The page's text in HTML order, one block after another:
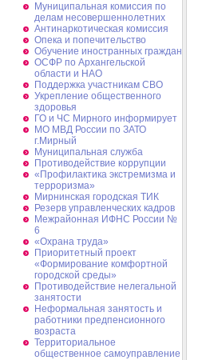
Муниципальная комиссия по
делам несовершеннолетних
Антинаркотическая комиссия
Опека и попечительство
Обучение иностранных граждан
ОСФР по Архангельской
области и НАО
Поддержка участникам СВО
Укрепление общественного
здоровья
ГО и ЧС Мирного информирует
МО МВД России по ЗАТО
г.Мирный
Муниципальная cлужба
Противодействие коррупции
«Профилактика экстремизма и
терроризма»
Мирнинская городская ТИК
Резерв управленческих кадров
Межрайонная ИФНС России №
6
«Охрана труда»
Приоритетный проект
«Формирование комфортной
городской среды»
Противодействие нелегальной
занятости
Неформальная занятость и
работники предпенсионного
возраста
Территориальное
общественное самоуправление